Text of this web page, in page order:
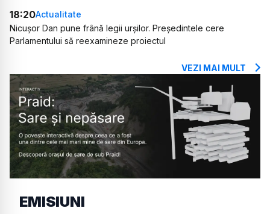
18:20Actualitate
Nicușor Dan pune frână legii urșilor. Președintele cere
Parlamentului să reexamineze proiectul
VEZI MAI MULT
EMISIUNI